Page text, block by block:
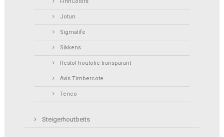
Jotun
Sigmalife
Sikkens
Restol houtolie transparant
Avis Timbercote
Tenco
Steigerhoutbeits